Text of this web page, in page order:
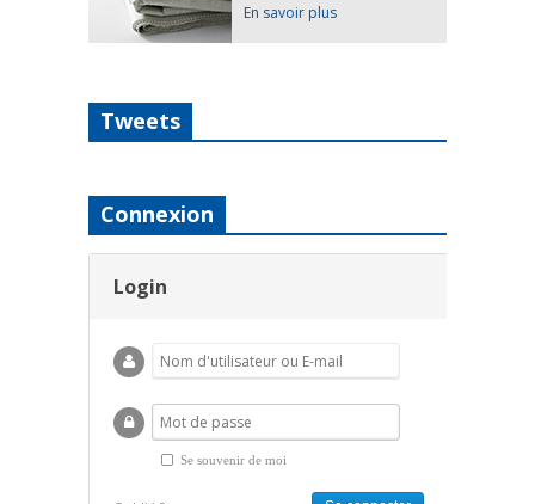
En savoir plus
Tweets
Connexion
Login
Se souvenir de moi